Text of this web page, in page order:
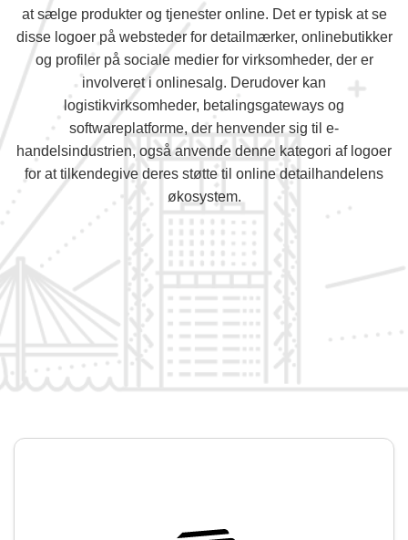
at sælge produkter og tjenester online. Det er typisk at se
disse logoer på websteder for detailmærker, onlinebutikker
og profiler på sociale medier for virksomheder, der er
involveret i onlinesalg. Derudover kan
logistikvirksomheder, betalingsgateways og
softwareplatforme, der henvender sig til e-
handelsindustrien, også anvende denne kategori af logoer
for at tilkendegive deres støtte til online detailhandelens
økosystem.